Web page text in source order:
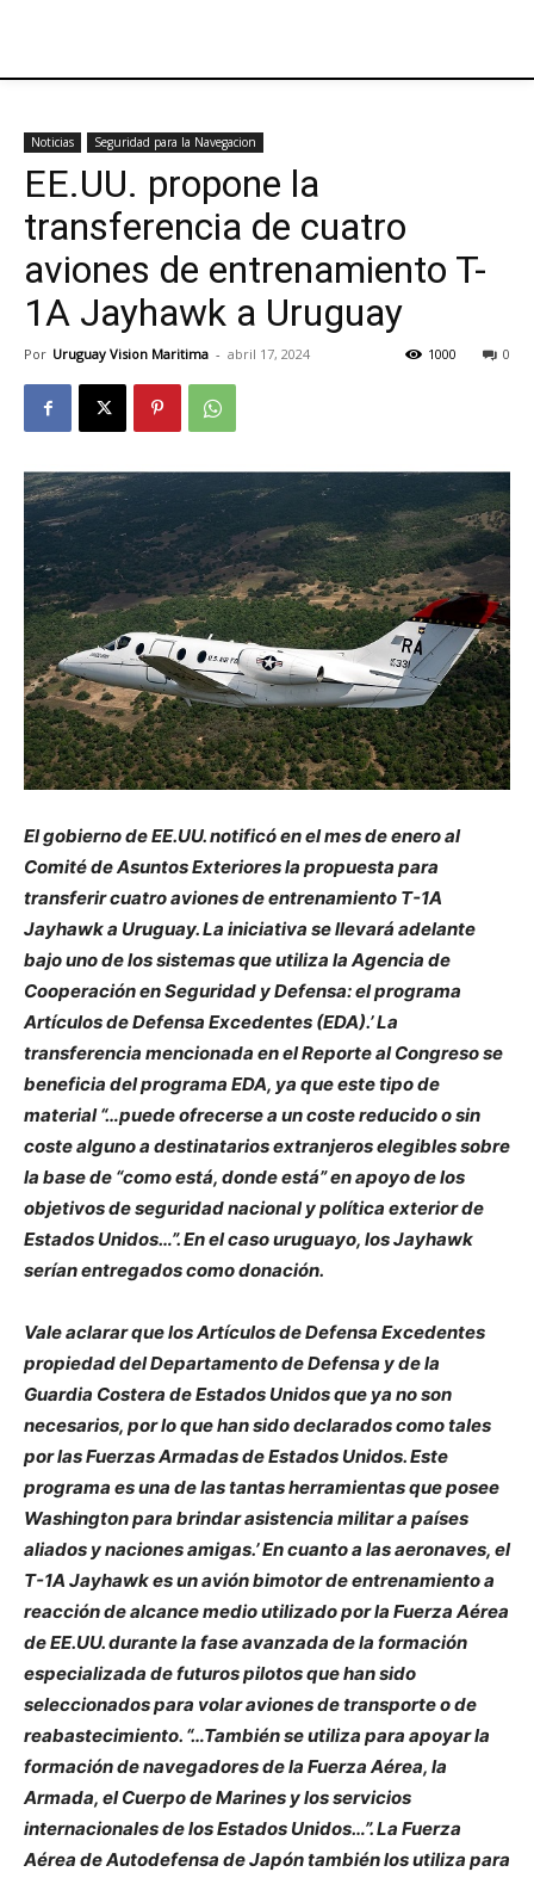
Noticias Seguridad para la Navegacion
EE.UU. propone la
transferencia de cuatro
aviones de entrenamiento T-
1A Jayhawk a Uruguay
Por Uruguay Vision Maritima - abril 17, 2024 0
1000
El gobierno de EE.UU. notificó en el mes de enero al
Comité de Asuntos Exteriores la propuesta para
transferir cuatro aviones de entrenamiento T-1A
Jayhawk a Uruguay. La iniciativa se llevará adelante
bajo uno de los sistemas que utiliza la Agencia de
Cooperación en Seguridad y Defensa: el programa
Artículos de Defensa Excedentes (EDA).’ La
transferencia mencionada en el Reporte al Congreso se
beneficia del programa EDA, ya que este tipo de
material “…puede ofrecerse a un coste reducido o sin
coste alguno a destinatarios extranjeros elegibles sobre
la base de “como está, donde está” en apoyo de los
objetivos de seguridad nacional y política exterior de
Estados Unidos…”. En el caso uruguayo, los Jayhawk
serían entregados como donación.
Vale aclarar que los Artículos de Defensa Excedentes
propiedad del Departamento de Defensa y de la
Guardia Costera de Estados Unidos que ya no son
necesarios, por lo que han sido declarados como tales
por las Fuerzas Armadas de Estados Unidos. Este
programa es una de las tantas herramientas que posee
Washington para brindar asistencia militar a países
aliados y naciones amigas.’ En cuanto a las aeronaves, el
T-1A Jayhawk es un avión bimotor de entrenamiento a
reacción de alcance medio utilizado por la Fuerza Aérea
de EE.UU. durante la fase avanzada de la formación
especializada de futuros pilotos que han sido
seleccionados para volar aviones de transporte o de
reabastecimiento. “…También se utiliza para apoyar la
formación de navegadores de la Fuerza Aérea, la
Armada, el Cuerpo de Marines y los servicios
internacionales de los Estados Unidos…”. La Fuerza
Aérea de Autodefensa de Japón también los utiliza para